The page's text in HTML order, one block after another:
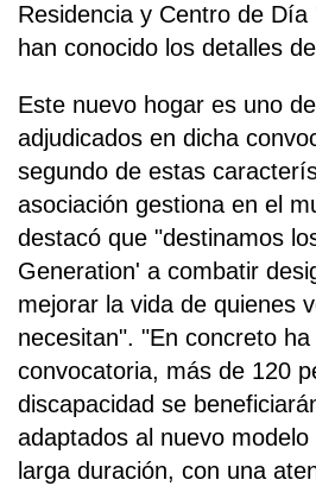
Residencia y Centro de
han conocido los detalles
Este nuevo hogar es uno
adjudicados en dicha
segundo de estas
asociación gestiona en el
destacó que "destinamos
Generation' a combatir
mejorar la vida de quienes
necesitan". "En concreto
convocatoria, más de 120
discapacidad se
adaptados al nuevo
larga duración, con una